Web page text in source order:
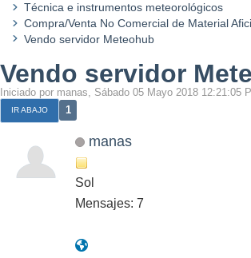
Técnica e instrumentos meteorológicos
Compra/Venta No Comercial de Material
Vendo servidor Meteohub
Vendo servidor
Iniciado por manas, Sábado 05 Mayo 2018 12:21:05
IR ABAJO 1
manas
Sol
Mensajes: 7